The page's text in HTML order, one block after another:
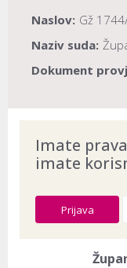
Naslov: Gž
Naziv suda:
Dokument
Imate
imate
Prijava